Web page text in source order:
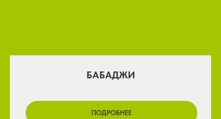
БАБАДЖИ
ПОДРОБНЕЕ